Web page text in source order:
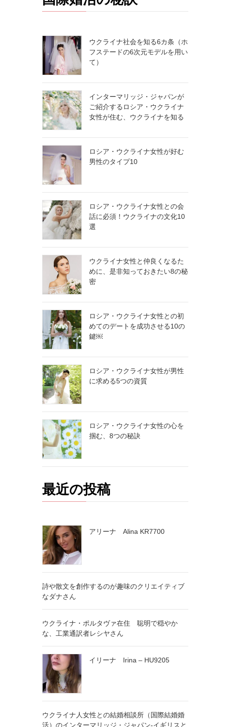
ウクライナ社会を知る6カ条（ホ
フステードの6次元モデルを用い
て）
インターマリッジ・ジャパンが
ご紹介するロシア・ウクライナ
女性が住む、ウクライナを知る
ロシア・ウクライナ女性が好む
男性のタイプ10
ロシア・ウクライナ女性との会
話に必須！ウクライナの文化10
選
ウクライナ女性と仲良くなるた
めに、是非知っておきたい8の秘
密
ロシア・ウクライナ女性との初
めてのデートを成功させる10の
鍵￼
ロシア・ウクライナ女性が男性
に求める5つの資質
ロシア・ウクライナ女性の心を
掴む、8つの秘訣
最近の投稿
アリーナ Alina KR7700
詩や散文を創作するのが趣味のクリエイティブ
なダナさん
ウクライナ・ポルタヴァ在住 聡明で穏やか
な、工業通訳者レシヤさん
イリーナ Irina – HU9205
ウクライナ人女性との結婚相談所（国際結婚婚
活）のインターマリッジ・ジャパン-イギリスと